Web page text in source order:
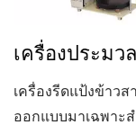
เครื่องประมว
เครื่องรีดแป้งข้าวส
ออกแบบมาเฉพาะ